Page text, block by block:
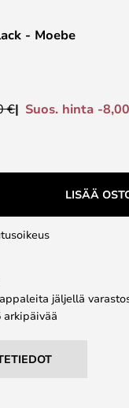
- Moebe
€ Suos. hinta -
LISÄÄ
jäljellä
arkipäivää